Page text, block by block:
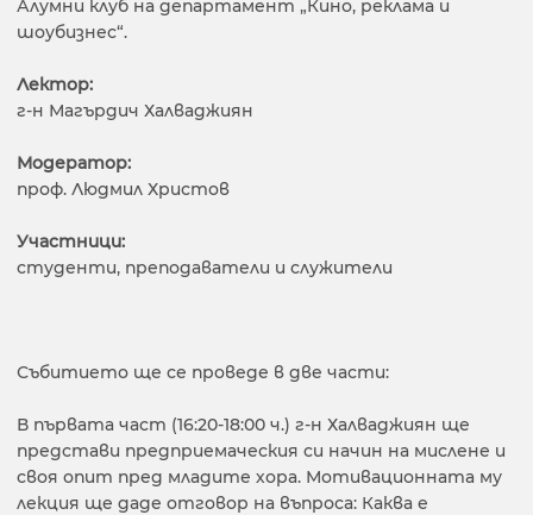
Алумни клуб на департамент „Кино, реклама и
шоубизнес“.
Лектор:
г-н Магърдич Халваджиян
Модератор:
проф. Людмил Христов
Участници:
студенти, преподаватели и служители
Събитието ще се проведе в две части:
В първата част (16:20-18:00 ч.) г-н Халваджиян ще
представи предприемаческия си начин на мислене и
своя опит пред младите хора. Мотивационната му
лекция ще даде отговор на въпроса: Каква е